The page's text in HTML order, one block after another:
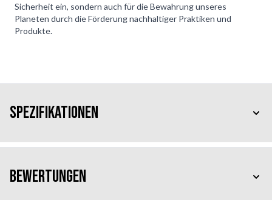
Sicherheit ein, sondern auch für die Bewahrung unseres
Planeten durch die Förderung nachhaltiger Praktiken und
Produkte.
Spezifikationen
Bewertungen